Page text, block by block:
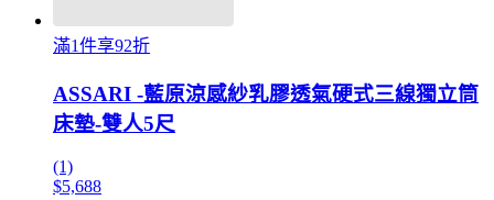
滿1件享92折
ASSARI -藍原涼感紗乳膠透氣硬式三線獨立筒
床墊-雙人5尺
(1)
$5,688